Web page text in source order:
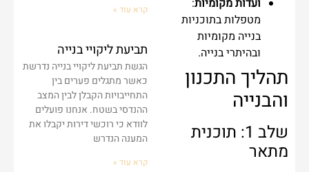
קרא עוד »
תביעת ליקויי בנייה
הגשת תביעת ליקויי בנייה נדרשת
כאשר מתגלים פערים בין
התחייבויות הקבלן לבין המצב
ההנדסי בשטח. אנחנו פועלים
לוודא כי רוכשי דירות יקבלו את
המענה הנדרש
קרא עוד »
ועדות מקומיות:
מטפלות בתוכניות
בנייה מקומיות
ובהיתרי בנייה.
תהליך התכנון
והבנייה
שלב 1: תוכנית
מתאר